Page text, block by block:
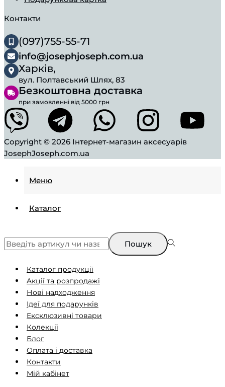
Контакти
(097)755-55-71
info@josephjoseph.com.ua
Харків,
вул. Полтавський Шлях, 83
Безкоштовна доставка
при замовленні від 5000 грн
Copyright © 2026 Інтернет-магазин аксесуарів
JosephJoseph.com.ua
Меню
Каталог
Пошук
Каталог продукції
Aкції та розпродажі
Нові надходження
Ідеї ​​для подарунків
Ексклюзивні товари
Колекції
Блог
Оплата і доставка
Контакти
Мій кабінет